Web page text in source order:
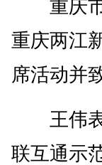
重庆市
重庆两江
席活动并
王伟表
联互通示